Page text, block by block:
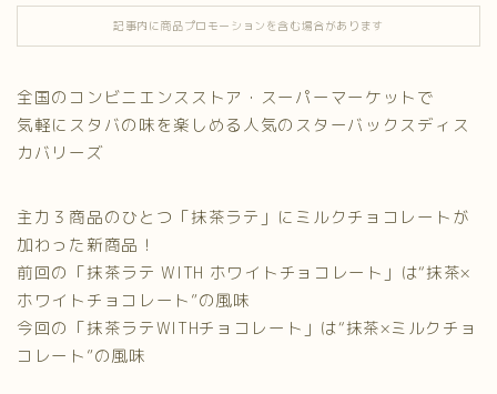
記事内に商品プロモーションを含む場合があります
全国のコンビニエンスストア・スーパーマーケットで
気軽にスタバの味を楽しめる人気のスターバックスディス
カバリーズ
主力３商品のひとつ「抹茶ラテ」にミルクチョコレートが
加わった新商品！
前回の「抹茶ラテ WITH ホワイトチョコレート」は“抹茶×
ホワイトチョコレート”の風味
今回の「抹茶ラテWITHチョコレート」は“抹茶×ミルクチョ
コレート”の風味